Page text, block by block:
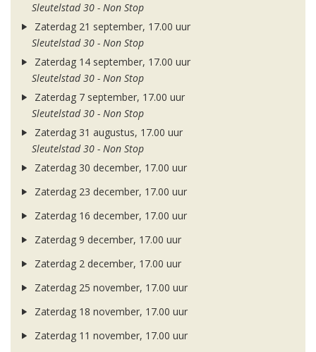
Sleutelstad 30 - Non Stop
Zaterdag 21 september, 17.00 uur
Sleutelstad 30 - Non Stop
Zaterdag 14 september, 17.00 uur
Sleutelstad 30 - Non Stop
Zaterdag 7 september, 17.00 uur
Sleutelstad 30 - Non Stop
Zaterdag 31 augustus, 17.00 uur
Sleutelstad 30 - Non Stop
Zaterdag 30 december, 17.00 uur
Zaterdag 23 december, 17.00 uur
Zaterdag 16 december, 17.00 uur
Zaterdag 9 december, 17.00 uur
Zaterdag 2 december, 17.00 uur
Zaterdag 25 november, 17.00 uur
Zaterdag 18 november, 17.00 uur
Zaterdag 11 november, 17.00 uur